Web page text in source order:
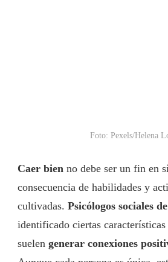
Foto: Pexels/Helena
Caer bien no debe ser un fin en
consecuencia de habilidades y
cultivadas. Psicólogos sociales
identificado ciertas características
suelen generar conexiones